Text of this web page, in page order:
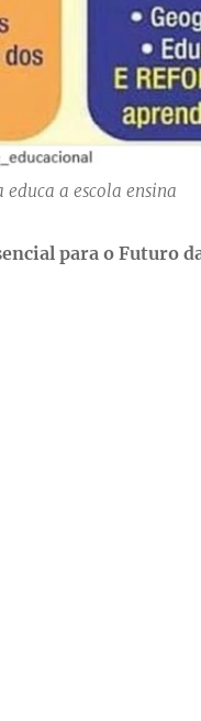
a escola ensina
para o Futuro